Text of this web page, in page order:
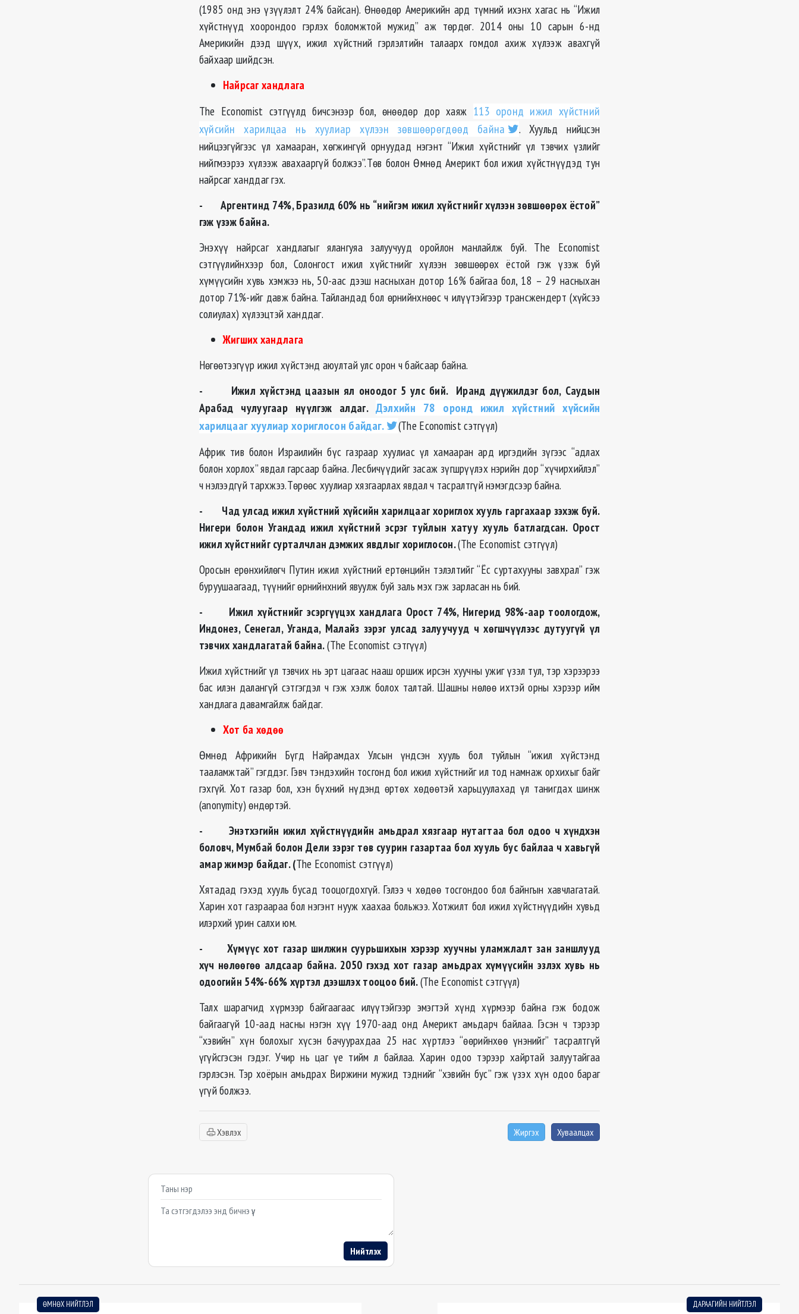
(1985 онд энэ үзүүлэлт 24% байсан). Өнөөдөр Америкийн ард түмний ихэнх хагас нь “Ижил
хүйстнүүд хоорондоо гэрлэх боломжтой мужид” аж төрдөг. 2014 оны 10 сарын 6-нд
Америкийн дээд шүүх, ижил хүйстний гэрлэлтийн талаарх гомдол ахиж хүлээж авахгүй
байхаар шийдсэн.
Найрсаг хандлага
The Economist сэтгүүлд бичсэнээр бол, өнөөдөр дор хаяж 113 оронд ижил хүйстний
хүйсийн харилцаа нь хуулиар хүлээн зөвшөөрөгдөөд байна
. Хуульд нийцсэн
нийцээгүйгээс үл хамааран, хөгжингүй орнуудад нэгэнт “Ижил хүйстнийг үл тэвчих үзлийг
нийгмээрээ хүлээж авахааргүй болжээ”.Төв болон Өмнөд Америкт бол ижил хүйстнүүдэд тун
найрсаг ханддаг гэх.
- Аргентинд 74%, Бразилд 60% нь “нийгэм ижил хүйстнийг хүлээн зөвшөөрөх ёстой”
гэж үзэж байна.
Энэхүү найрсаг хандлагыг ялангуяа залуучууд оройлон манлайлж буй. The Economist
сэтгүүлийнхээр бол, Солонгост ижил хүйстнийг хүлээн зөвшөөрөх ёстой гэж үзэж буй
хүмүүсийн хувь хэмжээ нь, 50-аас дээш насныхан дотор 16% байгаа бол, 18 – 29 насныхан
дотор 71%-ийг давж байна. Тайландад бол өрнийнхнөөс ч илүүтэйгээр трансжендерт (хүйсээ
солиулах) хүлээцтэй ханддаг.
Жигших хандлага
Нөгөөтээгүүр ижил хүйстэнд аюултай улс орон ч байсаар байна.
- Ижил хүйстэнд цаазын ял оноодог 5 улс бий. Иранд дүүжилдэг бол, Саудын
Арабад чулуугаар нүүлгэж алдаг. Дэлхийн 78 оронд ижил хүйстний хүйсийн
харилцааг хуулиар хориглосон байдаг.
(The Economist сэтгүүл)
Африк тив болон Израилийн бүс газраар хуулиас үл хамааран ард иргэдийн зүгээс “адлах
болон хорлох” явдал гарсаар байна. Лесбичүүдийг засаж зүгшрүүлэх нэрийн дор “хүчирхийлэл”
ч нэлээдгүй тархжээ.Төрөөс хуулиар хязгаарлах явдал ч тасралтгүй нэмэгдсээр байна.
- Чад улсад ижил хүйстний хүйсийн харилцааг хориглох хууль гаргахаар зэхэж буй.
Нигери болон Угандад ижил хүйстний эсрэг туйлын хатуу хууль батлагдсан. Орост
ижил хүйстнийг сурталчлан дэмжих явдлыг хориглосон.(The Economist сэтгүүл)
Оросын ерөнхийлөгч Путин ижил хүйстний ертөнцийн тэлэлтийг “Ёс суртахууны завхрал” гэж
буруушаагаад, түүнийг өрнийнхний явуулж буй заль мэх гэж зарласан нь бий.
- Ижил хүйстнийг эсэргүүцэх хандлага Орост 74%, Нигерид 98%-аар тоологдож,
Индонез, Сенегал, Уганда, Малайз зэрэг улсад залуучууд ч хөгшчүүлээс дутуугүй үл
тэвчих хандлагатай байна.(The Economist сэтгүүл)
Ижил хүйстнийг үл тэвчих нь эрт цагаас нааш оршиж ирсэн хуучны ужиг үзэл тул, тэр хэрээрээ
бас илэн далангүй сэтгэгдэл ч гэж хэлж болох талтай. Шашны нөлөө ихтэй орны хэрээр ийм
хандлага давамгайлж байдаг.
Хот ба хөдөө
Өмнөд Африкийн Бүгд Найрамдах Улсын үндсэн хууль бол туйлын “ижил хүйстэнд
тааламжтай” гэгддэг. Гэвч тэндэхийн тосгонд бол ижил хүйстнийг ил тод намнаж орхихыг байг
гэхгүй. Хот газар бол, хэн бүхний нүдэнд өртөх хөдөөтэй харьцуулахад үл танигдах шинж
(anonymity) өндөртэй.
- Энэтхэгийн ижил хүйстнүүдийн амьдрал хязгаар нутагтаа бол одоо ч хүндхэн
боловч, Мумбай болон Дели зэрэг төв суурин газартаа бол хууль бус байлаа ч хавьгүй
амар жимэр байдаг. (The Economist сэтгүүл)
Хятадад гэхэд хууль бусад тооцогдохгүй. Гэлээ ч хөдөө тосгондоо бол байнгын хавчлагатай.
Харин хот газраараа бол нэгэнт нууж хаахаа больжээ. Хотжилт бол ижил хүйстнүүдийн хувьд
илэрхий урин салхи юм.
- Хүмүүс хот газар шилжин суурьшихын хэрээр хуучны уламжлалт зан заншлууд
хүч нөлөөгөө алдсаар байна. 2050 гэхэд хот газар амьдрах хүмүүсийн эзлэх хувь нь
одоогийн 54%-66% хүртэл дээшлэх тооцоо бий.(The Economist сэтгүүл)
Талх шарагчид хүрмээр байгаагаас илүүтэйгээр эмэгтэй хүнд хүрмээр байна гэж бодож
байгаагүй 10-аад насны нэгэн хүү 1970-аад онд Америкт амьдарч байлаа. Гэсэн ч тэрээр
“хэвийн” хүн болохыг хүсэн бачуурахдаа 25 нас хүртлээ “өөрийнхөө үнэнийг” тасралтгүй
үгүйсгэсэн гэдэг. Учир нь цаг үе тийм л байлаа. Харин одоо тэрээр хайртай залуутайгаа
гэрлэсэн. Тэр хоёрын амьдрах Виржини мужид тэднийг “хэвийн бус” гэж үзэх хүн одоо бараг
үгүй болжээ.
Хэвлэх Жиргэх Хуваалцах
Сэтгэгдэл бичих
Example textarea
Нийтлэх
ӨМНӨХ НИЙТЛЭЛ ДАРААГИЙН НИЙТЛЭЛ